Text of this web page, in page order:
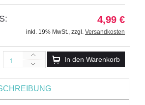
4,99 €
inkl. 19% MwSt., zzgl. Versandkosten
In den Warenkorb